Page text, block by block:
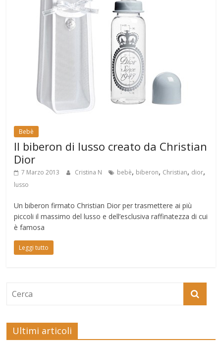
Bebè
Il biberon di lusso creato da Christian
Dior
7 Marzo 2013 Cristina N bebè, biberon, Christian, dior,
lusso
Un biberon firmato Christian Dior per trasmettere ai più
piccoli il massimo del lusso e dell’esclusiva raffinatezza di cui
è famosa
Leggi tutto
Ultimi articoli